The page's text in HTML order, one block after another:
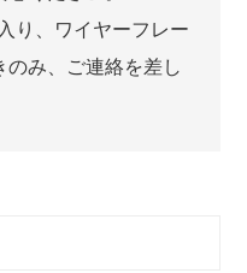
り、ワイヤーフレー
のみ、ご連絡を差し